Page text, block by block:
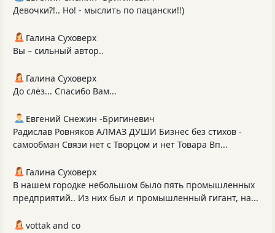
Девочки?!.. Но! - мыслить по пацански!!)
Галина Суховерх
Вы – сильный автор..
Галина Суховерх
До слёз... Спасибо Вам...
Евгений Снежин -Бригиневич
Радислав Ровняков АЛМАЗ ДУШИ Бизнес без стихов -
самообман Связи нет с Творцом и нет Товара Вп...
Галина Суховерх
В нашем городке небольшом было пять промышленных
предприятий.. Из них был и промышленный гигант, на...
vottak and co